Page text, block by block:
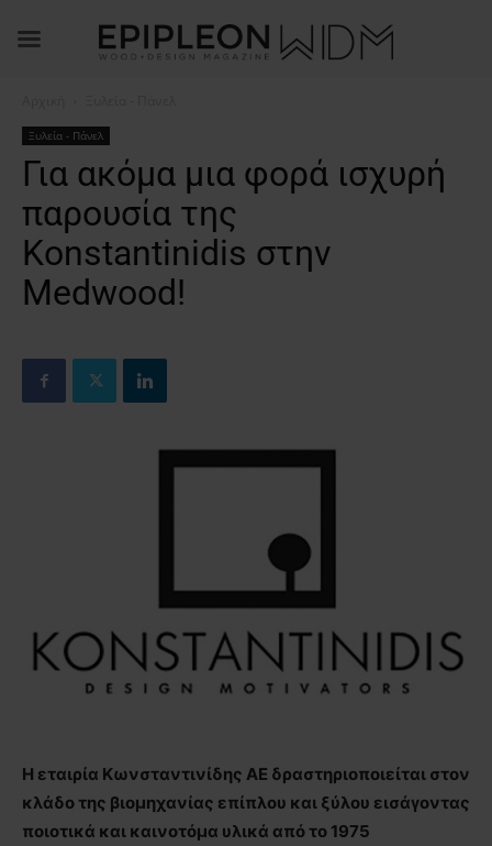
Ξυλεία - Πάνελ
Για ακόμα μια φορά ισχυρή
παρουσία της
Konstantinidis στην
Medwood!
Η εταιρία Κωνσταντινίδης ΑΕ δραστηριοποιείται στον
κλάδο της βιομηχανίας επίπλου και ξύλου εισάγοντας
ποιοτικά και καινοτόμα υλικά από το 1975